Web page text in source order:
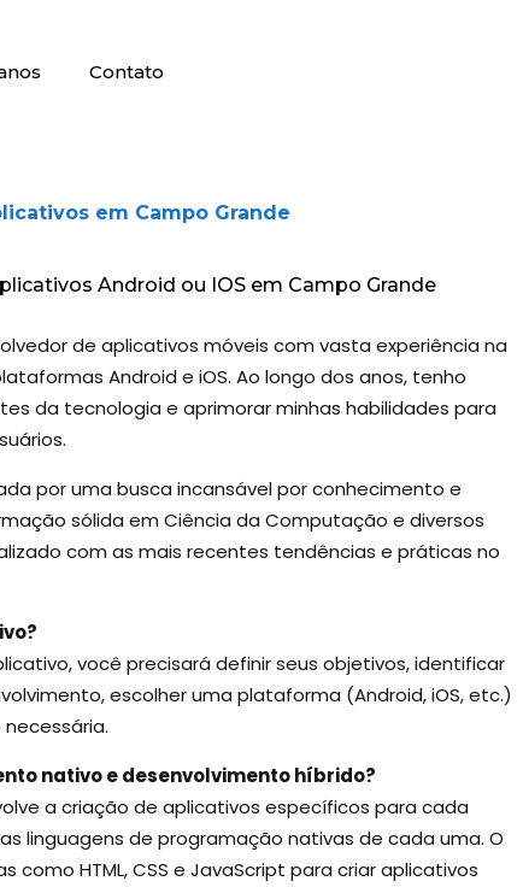
Contato
em Campo Grande
Android ou IOS em Campo Grande
de aplicativos móveis com vasta experiência na
Android e iOS. Ao longo dos anos, tenho
da tecnologia e aprimorar minhas habilidades para
por uma busca incansável por conhecimento e
sólida em Ciência da Computação e diversos
com as mais recentes tendências e práticas no
você precisará definir seus objetivos, identificar
escolher uma plataforma (Android, iOS, etc.)
nativo e desenvolvimento híbrido?
a criação de aplicativos específicos para cada
linguagens de programação nativas de cada uma. O
HTML, CSS e JavaScript para criar aplicativos